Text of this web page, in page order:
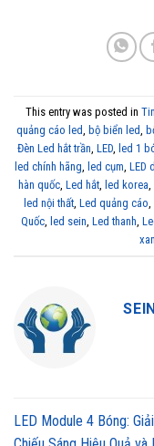
This entry was posted in
quảng cáo led
bộ biển led
Đèn Led hắt trần LED led 1
led chính hãng
led cụm LED
hàn quốc, Led hắt, led korea
led nội thất, Led quảng cáo
Quốc led sein Led thanh
LED Module 4 Bóng: